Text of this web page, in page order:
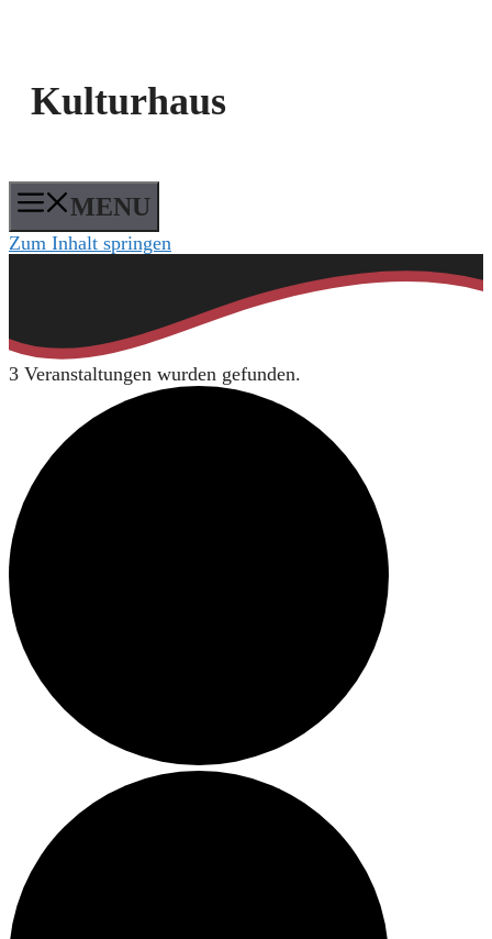
Kulturhaus
MENU
Zum Inhalt springen
3 Veranstaltungen wurden gefunden.